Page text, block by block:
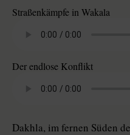
Straßenkämpfe in Wakala
Der endlose Konflikt
Dakhla, im fernen Süden